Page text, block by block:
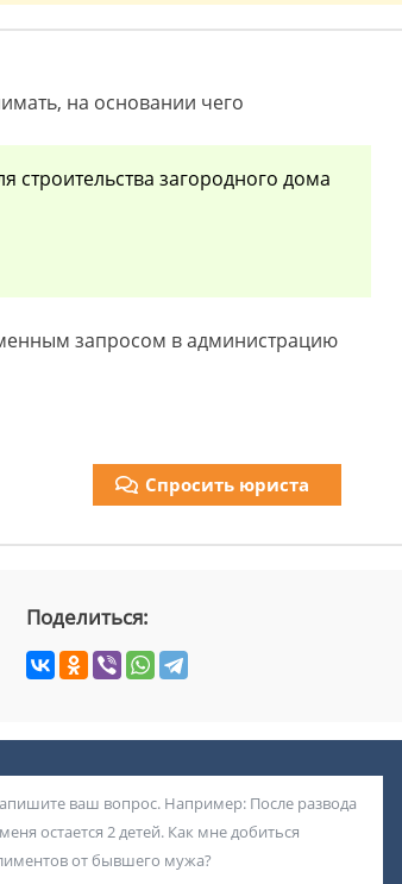
на основании чего
строительства загородного дома
запросом в администрацию
Спросить юриста
Поделиться: